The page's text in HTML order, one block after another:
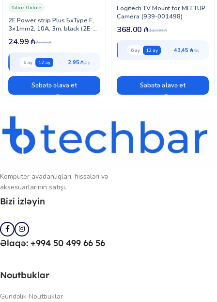
maksimum təmizlik və təmiz hava istəyən istifadəçilər üçün ideal
seçimdir.
2E Power strip Plus 5хType F,
3х1mm2, 10A, 3m, black (2E-
U05VESM3BK)
Yalnız Online
29.99₼
24.99₼
6 ay 12 ay 2,95 ₼
Səbətə əlavə et
Logitech TV Mount for MEETUP
Camera (939-001498)
442.00₼
368.00 ₼
6 ay 12 ay 43,45 ₼
Səbətə əlavə et
Kompüter avadanlıqları, hissələri və
aksesuarlarının satışı.
Bizi izləyin
Əlaqə: +994 50 499 66 56
Noutbuklar
Gündəlik Noutbuklar